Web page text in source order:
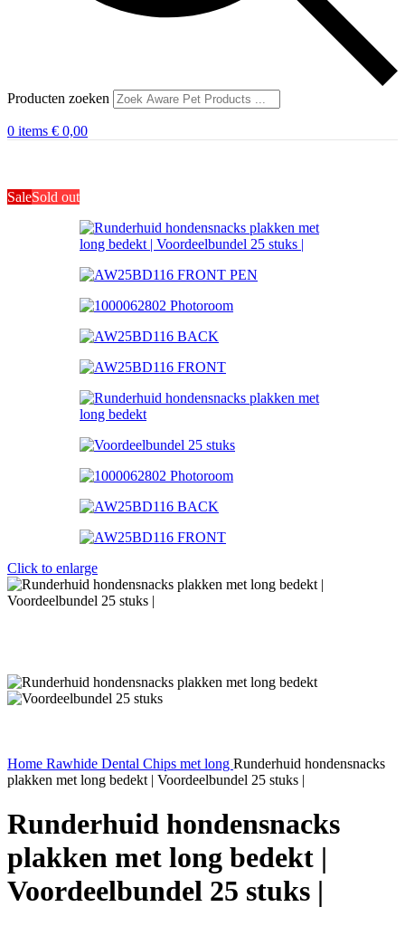
Producten zoeken
0 items € 0,00
SaleSold out
Click to enlarge
Home Rawhide Dental Chips met long Runderhuid hondensnacks
plakken met long bedekt | Voordeelbundel 25 stuks |
Runderhuid hondensnacks
plakken met long bedekt |
Voordeelbundel 25 stuks |